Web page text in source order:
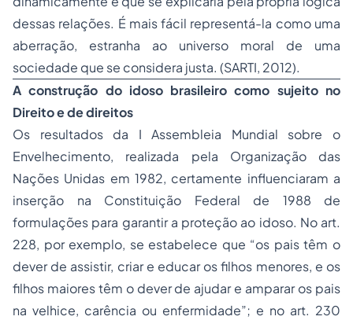
dessas relações. É mais fácil representá-la como uma
aberração, estranha ao universo moral de uma
sociedade que se considera justa. (SARTI, 2012).
A construção do idoso brasileiro como sujeito no
Direito e de direitos
Os resultados da I Assembleia Mundial sobre o
Envelhecimento, realizada pela Organização das
Nações Unidas em 1982, certamente influenciaram a
inserção na Constituição Federal de 1988 de
formulações para garantir a proteção ao idoso. No art.
228, por exemplo, se estabelece que “os pais têm o
dever de assistir, criar e educar os filhos menores, e os
filhos maiores têm o dever de ajudar e amparar os pais
na velhice, carência ou enfermidade”; e no art. 230